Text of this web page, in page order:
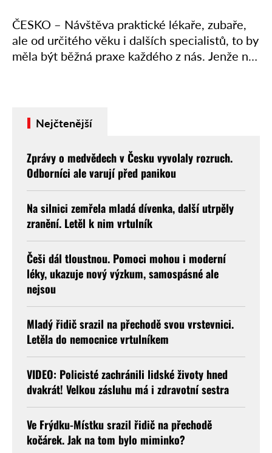
ČESKO – Návštěva praktické lékaře, zubaře,
ale od určitého věku i dalších specialistů, to by
měla být běžná praxe každého z nás. Jenže ne
Nejčtenější
Zprávy o medvědech v Česku vyvolaly rozruch.
Odborníci ale varují před panikou
Na silnici zemřela mladá dívenka, další utrpěly
zranění. Letěl k nim vrtulník
Češi dál tloustnou. Pomoci mohou i moderní
léky, ukazuje nový výzkum, samospásné ale
nejsou
Mladý řidič srazil na přechodě svou vrstevnici.
Letěla do nemocnice vrtulníkem
VIDEO: Policisté zachránili lidské životy hned
dvakrát! Velkou zásluhu má i zdravotní sestra
Ve Frýdku-Místku srazil řidič na přechodě
kočárek. Jak na tom bylo miminko?